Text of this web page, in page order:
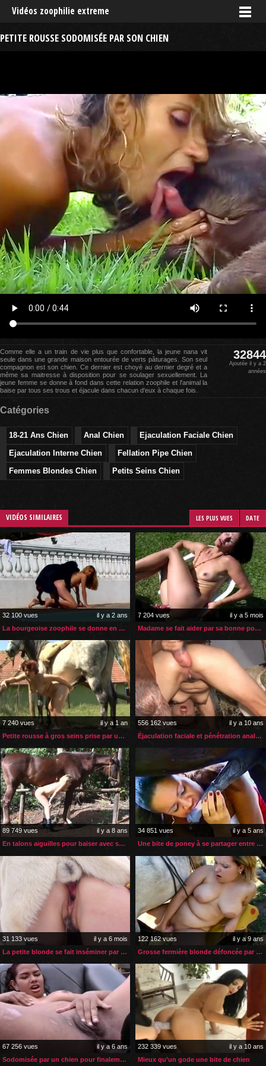
Vidéos zoophilie extreme
PETITE ROUSSE SODOMISÉE PAR SON CHIEN
Comme elle a un train de vie plus que confortable, la jeune nana vit
seule dans une grande maison entourée de verts pâturages. Son seul
compagnon est son chien. Ce dernier est choyé au dernier degré et a
même sa maitresse à disposition pour se soulager sexuellement. La
jeune femme se donne à fond dans cette relation zoophile et l'animal la
baise par tous ses trous et éjacule dans chacun d'eux à chaque fois.
32844
Ajoutée il y a 2
années
Catégories
18-21 Ans Chien Anal Chien
Ejaculation Faciale Chien
Ejaculation Interne Chien
Fellation Pipe Chien
Femmes Blondes Chien
Petits Seins Chien
VIDÉOS SIMILAIRES LES PLUS VUES DATE
32 100 vues
il y a 2 ans
La bourgeoise zoophile se donne en spectacle chez elle
7 204 vues
il y a 5 mois
Madame se fait aider par sa bonne pour la sodomie zoophile
7 240 vues
il y a 1 an
Petite rousse à gros seins prise par une grosse bite de cheval
556 162 vues
il y a 10 ans
Éjaculation faciale et pénétration anale zoophile
89 749 vues
il y a 8 ans
En talons aiguilles pour baiser avec son cheval
34 851 vues
il y a 5 ans
Une bite de poney à se partager entre copines zoophiles
31 133 vues
il y a 6 mois
La petite blonde se fait inséminer par son chien dans la neige
122 162 vues
il y a 9 ans
Grosse fermière blonde défoncée par son cheval
67 256 vues
il y a 6 ans
Sodomisée par un chien pour finalement gouter son sperme
232 339 vues
il y a 10 ans
Mieux qu’un gode une bite de chien